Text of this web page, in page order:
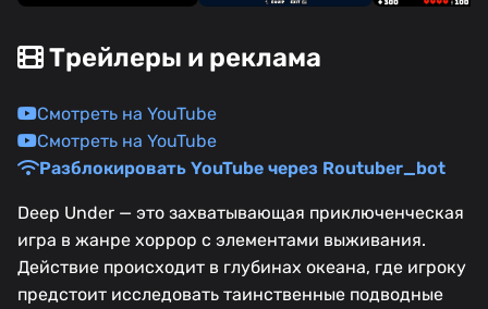
Трейлеры и реклама
Смотреть на YouTube
Смотреть на YouTube
Разблокировать YouTube через Routuber_bot
Deep Under — это захватывающая приключенческая
игра в жанре хоррор с элементами выживания.
Действие происходит в глубинах океана, где игроку
предстоит исследовать таинственные подводные